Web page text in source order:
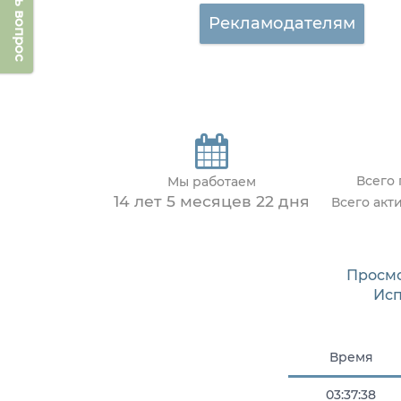
Рекламодателям
Мы работаем
14 лет 5 месяцев 22 дня
Всего
Всего
Время
03:37:38